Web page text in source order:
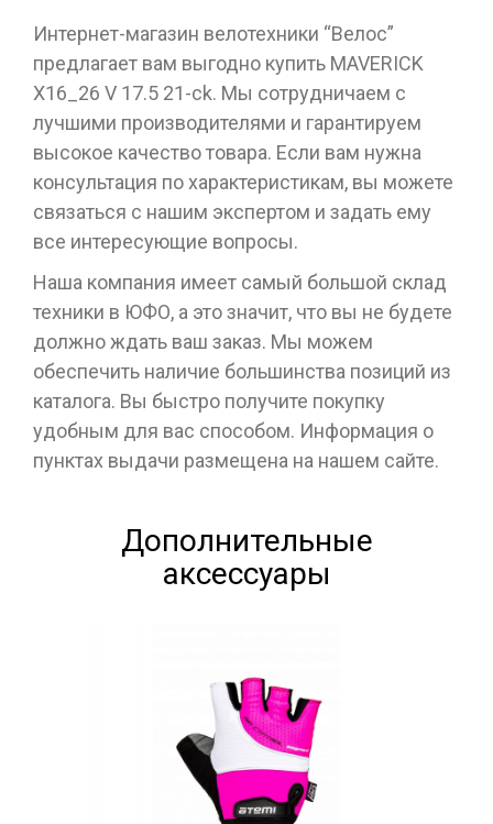
Интернет-магазин велотехники “Велос”
предлагает вам выгодно купить MAVERICK
X16_26 V 17.5 21-ck. Мы сотрудничаем с
лучшими производителями и гарантируем
высокое качество товара. Если вам нужна
консультация по характеристикам, вы можете
связаться с нашим экспертом и задать ему
все интересующие вопросы.
Наша компания имеет самый большой склад
техники в ЮФО, а это значит, что вы не будете
должно ждать ваш заказ. Мы можем
обеспечить наличие большинства позиций из
каталога. Вы быстро получите покупку
удобным для вас способом. Информация о
пунктах выдачи размещена на нашем сайте.
Дополнительные
аксессуары